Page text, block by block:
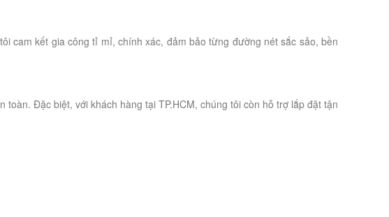
cam kết gia công tỉ mỉ, chính xác, đảm bảo từng đường nét sắc sảo, bền
Đặc biệt, với khách hàng tại TP.HCM, chúng tôi còn hỗ trợ lắp đặt tận